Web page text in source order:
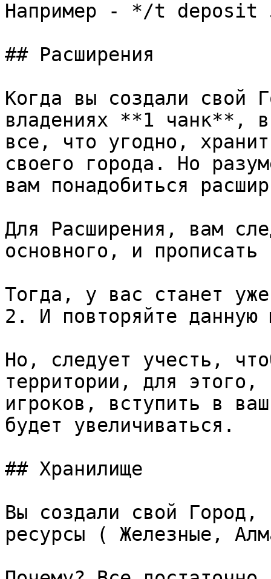
Например - */t deposit
## Расширения
Когда вы создали свой
владениях **1 чанк**,
все, что угодно,
своего города. Но
вам понадобиться
Для Расширения, вам
основного, и
Тогда, у вас станет
2. И повторяйте данную
Но, следует учесть,
территории, для этого,
игроков, вступить в
будет увеличиваться.
## Хранилище
Вы создали свой Город,
ресурсы ( Железные,